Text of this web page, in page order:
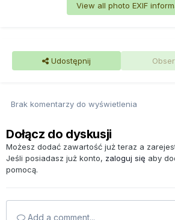
View all photo EXIF
Udostępnij
Brak komentarzy do wyświetlenia
Dołącz do dyskusji
Możesz dodać zawartość już teraz a
Jeśli posiadasz już konto, zaloguj się aby
pomocą.
Add a comment...